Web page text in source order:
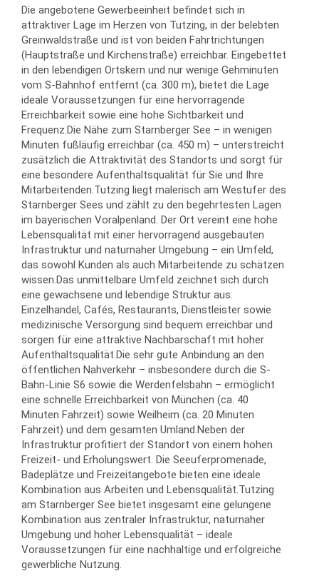
Die angebotene Gewerbeeinheit befindet sich in
attraktiver Lage im Herzen von Tutzing, in der belebten
Greinwaldstraße und ist von beiden Fahrtrichtungen
(Hauptstraße und Kirchenstraße) erreichbar. Eingebettet
in den lebendigen Ortskern und nur wenige Gehminuten
vom S-Bahnhof entfernt (ca. 300 m), bietet die Lage
ideale Voraussetzungen für eine hervorragende
Erreichbarkeit sowie eine hohe Sichtbarkeit und
Frequenz.Die Nähe zum Starnberger See – in wenigen
Minuten fußläufig erreichbar (ca. 450 m) – unterstreicht
zusätzlich die Attraktivität des Standorts und sorgt für
eine besondere Aufenthaltsqualität für Sie und Ihre
Mitarbeitenden.Tutzing liegt malerisch am Westufer des
Starnberger Sees und zählt zu den begehrtesten Lagen
im bayerischen Voralpenland. Der Ort vereint eine hohe
Lebensqualität mit einer hervorragend ausgebauten
Infrastruktur und naturnaher Umgebung – ein Umfeld,
das sowohl Kunden als auch Mitarbeitende zu schätzen
wissen.Das unmittelbare Umfeld zeichnet sich durch
eine gewachsene und lebendige Struktur aus:
Einzelhandel, Cafés, Restaurants, Dienstleister sowie
medizinische Versorgung sind bequem erreichbar und
sorgen für eine attraktive Nachbarschaft mit hoher
Aufenthaltsqualität.Die sehr gute Anbindung an den
öffentlichen Nahverkehr – insbesondere durch die S-
Bahn-Linie S6 sowie die Werdenfelsbahn – ermöglicht
eine schnelle Erreichbarkeit von München (ca. 40
Minuten Fahrzeit) sowie Weilheim (ca. 20 Minuten
Fahrzeit) und dem gesamten Umland.Neben der
Infrastruktur profitiert der Standort von einem hohen
Freizeit- und Erholungswert. Die Seeuferpromenade,
Badeplätze und Freizeitangebote bieten eine ideale
Kombination aus Arbeiten und Lebensqualität.Tutzing
am Starnberger See bietet insgesamt eine gelungene
Kombination aus zentraler Infrastruktur, naturnaher
Umgebung und hoher Lebensqualität – ideale
Voraussetzungen für eine nachhaltige und erfolgreiche
gewerbliche Nutzung.